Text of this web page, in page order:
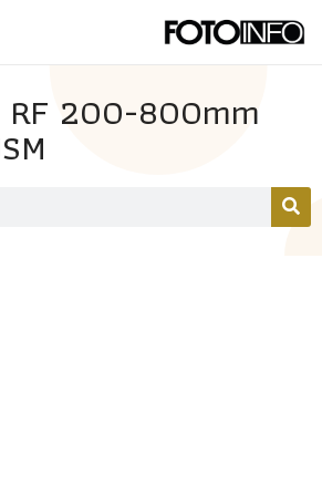
RF 200-800mm